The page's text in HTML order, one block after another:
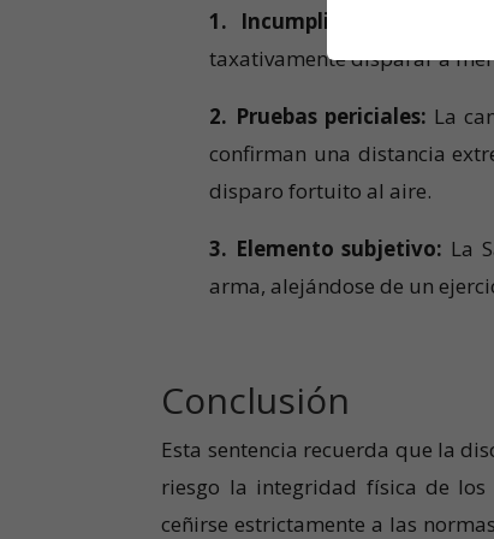
1. Incumplimiento de
taxativamente disparar a
2. Pruebas periciales: La
confirman una distancia
disparo fortuito al aire.
3. Elemento subjetivo: La
arma, alejándose de un
Conclusión
Esta sentencia recuerda que la
riesgo la integridad física de
ceñirse estrictamente a las